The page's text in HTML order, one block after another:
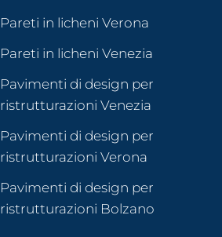
Pareti in licheni Verona
Pareti in licheni Venezia
Pavimenti di design per
ristrutturazioni Venezia
Pavimenti di design per
ristrutturazioni Verona
Pavimenti di design per
ristrutturazioni Bolzano